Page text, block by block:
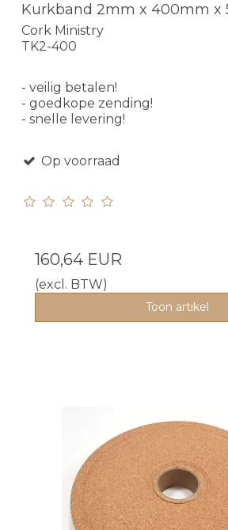
Kurkband 2mm x 400mm x
Cork Ministry
TK2-400
- veilig betalen!
- goedkope zending!
- snelle levering!
Op voorraad
160,64 EUR
(excl. BTW)
Toon artikel